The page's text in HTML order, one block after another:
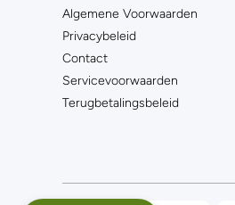
Algemene Voorwaarden
Privacybeleid
Contact
Servicevoorwaarden
Terugbetalingsbeleid